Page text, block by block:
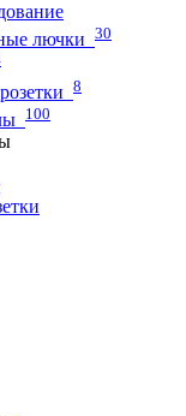
лючки
30
8
100